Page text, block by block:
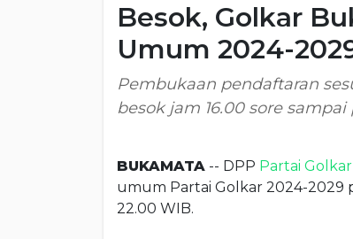
Besok, Golkar
Umum 2024-
Pembukaan pendaftaran
besok jam 16.00 sore
BUKAMATA -- DPP Partai Golkar
umum Partai Golkar 2024-2029
22.00 WIB.